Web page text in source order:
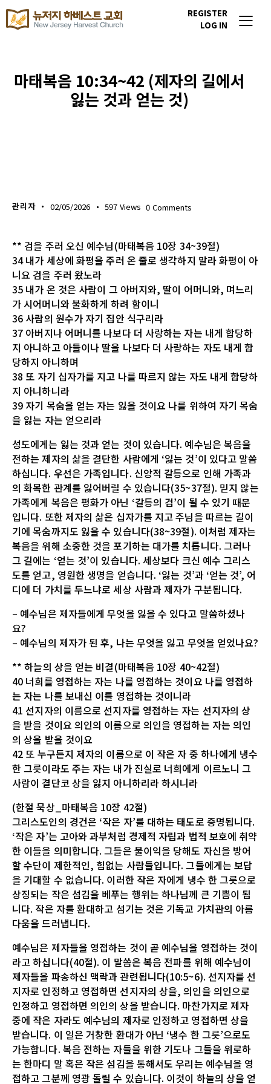
REGISTER
LOG IN
마태복음 10:34~42 (제자의 길에서
잃는 것과 얻는 것)
관리자 02/05/2026 597 Views 0 Comments
** 검을 주러 오신 예수님(마태복음 10장 34~39절)
34 내가 세상에 화평을 주러 온 줄로 생각하지 말라 화평이 아
니요 검을 주러 왔노라
35 내가 온 것은 사람이 그 아버지와, 딸이 어머니와, 며느리
가 시어머니와 불화하게 하려 함이니
36 사람의 원수가 자기 집안 식구리라
37 아버지나 어머니를 나보다 더 사랑하는 자는 내게 합당하
지 아니하고 아들이나 딸을 나보다 더 사랑하는 자도 내게 합
당하지 아니하며
38 또 자기 십자가를 지고 나를 따르지 않는 자도 내게 합당하
지 아니하니라
39 자기 목숨을 얻는 자는 잃을 것이요 나를 위하여 자기 목숨
을 잃는 자는 얻으리라
성도에게는 잃는 것과 얻는 것이 있습니다. 예수님은 복음을
전하는 제자의 삶을 결단한 사람에게 ‘잃는 것’이 있다고 말씀
하십니다. 우선은 가족입니다. 신앙적 갈등으로 인해 가족과
의 화목한 관계를 잃어버릴 수 있습니다(35~37절). 믿지 않는
가족에게 복음은 평화가 아닌 ‘갈등의 검’이 될 수 있기 때문
입니다. 또한 제자의 삶은 십자가를 지고 주님을 따르는 길이
기에 목숨까지도 잃을 수 있습니다(38~39절). 이처럼 제자는
복음을 위해 소중한 것을 포기하는 대가를 치릅니다. 그러나
그 길에는 ‘얻는 것’이 있습니다. 세상보다 크신 예수 그리스
도를 얻고, 영원한 생명을 얻습니다. ‘잃는 것’과 ‘얻는 것’, 어
디에 더 가치를 두느냐로 세상 사람과 제자가 구분됩니다.
– 예수님은 제자들에게 무엇을 잃을 수 있다고 말씀하셨나
요?
– 예수님의 제자가 된 후, 나는 무엇을 잃고 무엇을 얻었나요?
** 하늘의 상을 얻는 비결(마태복음 10장 40~42절)
40 너희를 영접하는 자는 나를 영접하는 것이요 나를 영접하
는 자는 나를 보내신 이를 영접하는 것이니라
41 선지자의 이름으로 선지자를 영접하는 자는 선지자의 상
을 받을 것이요 의인의 이름으로 의인을 영접하는 자는 의인
의 상을 받을 것이요
42 또 누구든지 제자의 이름으로 이 작은 자 중 하나에게 냉수
한 그릇이라도 주는 자는 내가 진실로 너희에게 이르노니 그
사람이 결단코 상을 잃지 아니하리라 하시니라
(한절 묵상_마태복음 10장 42절)
그리스도인의 경건은 ‘작은 자’를 대하는 태도로 증명됩니다.
‘작은 자’는 고아와 과부처럼 경제적 자립과 법적 보호에 취약
한 이들을 의미합니다. 그들은 불이익을 당해도 자신을 방어
할 수단이 제한적인, 힘없는 사람들입니다. 그들에게는 보답
을 기대할 수 없습니다. 이러한 작은 자에게 냉수 한 그릇으로
상징되는 작은 섬김을 베푸는 행위는 하나님께 큰 기쁨이 됩
니다. 작은 자를 환대하고 섬기는 것은 기독교 가치관의 아름
다움을 드러냅니다.
예수님은 제자들을 영접하는 것이 곧 예수님을 영접하는 것이
라고 하십니다(40절). 이 말씀은 복음 전파를 위해 예수님이
제자들을 파송하신 맥락과 관련됩니다(10:5~6). 선지자를 선
지자로 인정하고 영접하면 선지자의 상을, 의인을 의인으로
인정하고 영접하면 의인의 상을 받습니다. 마찬가지로 제자
중에 작은 자라도 예수님의 제자로 인정하고 영접하면 상을
받습니다. 이 일은 거창한 환대가 아닌 ‘냉수 한 그릇’으로도
가능합니다. 복음 전하는 자들을 위한 기도나 그들을 위로하
는 한마디 말 혹은 작은 섬김을 통해서도 우리는 예수님을 영
접하고 그분께 영광 돌릴 수 있습니다. 이것이 하늘의 상을 얻